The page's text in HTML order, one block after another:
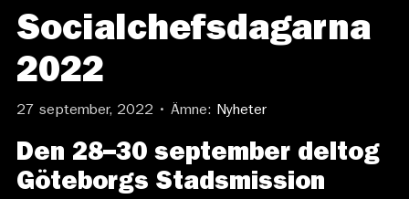
Socialchefsdagarna
2022
27 september, 2022 • Ämne: Nyheter
Den 28–30 september deltog
Göteborgs Stadsmission